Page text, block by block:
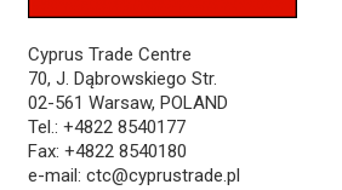
Cyprus Trade Centre
70, J. Dąbrowskiego Str.
02-561 Warsaw, POLAND
Tel.: +4822 8540177
Fax: +4822 8540180
e-mail:ctc@cyprustrade.pl